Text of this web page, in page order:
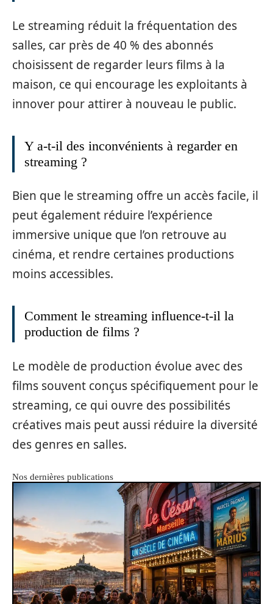
Le streaming réduit la fréquentation des
salles, car près de 40 % des abonnés
choisissent de regarder leurs films à la
maison, ce qui encourage les exploitants à
innover pour attirer à nouveau le public.
Y a-t-il des inconvénients à regarder en
streaming ?
Bien que le streaming offre un accès facile, il
peut également réduire l’expérience
immersive unique que l’on retrouve au
cinéma, et rendre certaines productions
moins accessibles.
Comment le streaming influence-t-il la
production de films ?
Le modèle de production évolue avec des
films souvent conçus spécifiquement pour le
streaming, ce qui ouvre des possibilités
créatives mais peut aussi réduire la diversité
des genres en salles.
Nos dernières publications